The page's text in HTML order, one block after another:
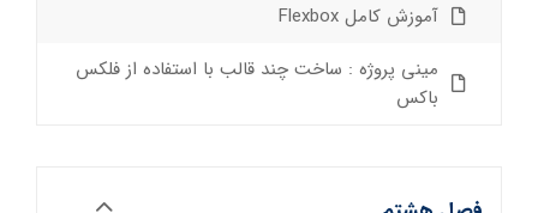
آموزش کامل Flexbox
مینی پروژه : ساخت چند قالب با استفاده از فلکس
باکس